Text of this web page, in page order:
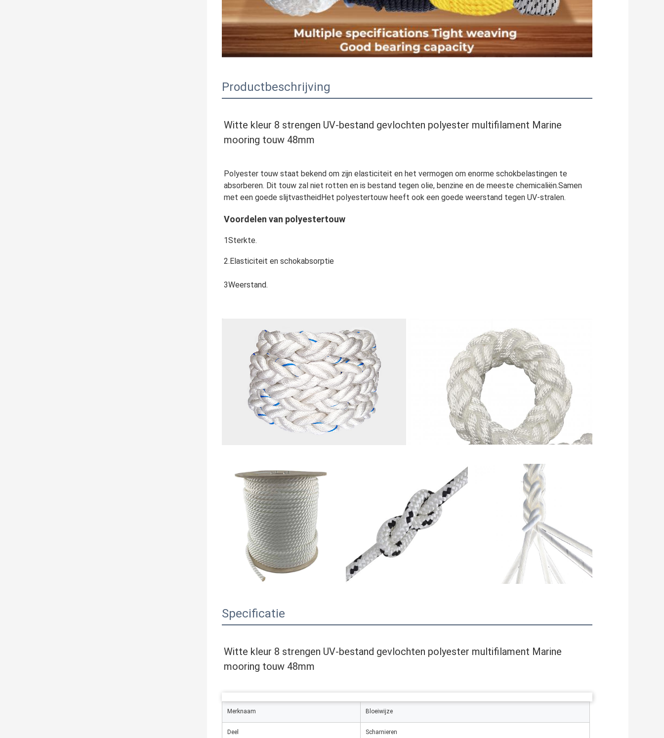
Productbeschrijving
Witte kleur 8 strengen UV-bestand gevlochten polyester multifilament Marine
mooring touw 48mm
Polyester touw staat bekend om zijn elasticiteit en het vermogen om enorme schokbelastingen te
absorberen. Dit touw zal niet rotten en is bestand tegen olie, benzine en de meeste chemicaliën.Samen
met een goede slijtvastheidHet polyestertouw heeft ook een goede weerstand tegen UV-stralen.
Voordelen van polyestertouw
1Sterkte.
2.Elasticiteit en schokabsorptie
3Weerstand.
Specificatie
Witte kleur 8 strengen UV-bestand gevlochten polyester multifilament Marine
mooring touw 48mm
Merknaam Bloeiwijze
Deel Scharnieren